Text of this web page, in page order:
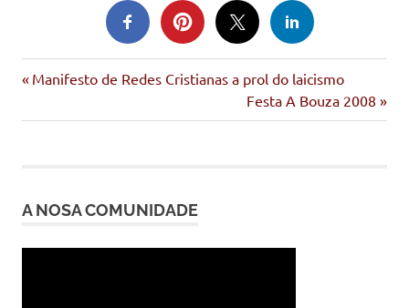
Navegación
de
Entrada
Manifesto de Redes Cristianas a prol do laicismo
Siguiente
entrada:
Festa A Bouza 2008
A NOSA COMUNIDADE